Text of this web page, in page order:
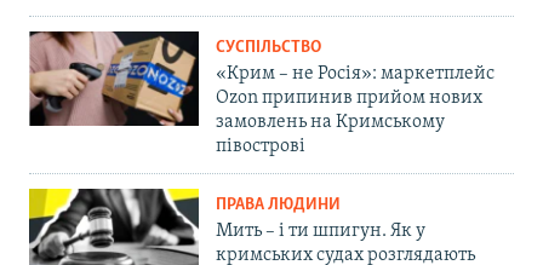
СУСПІЛЬСТВО
«Крим – не Росія»: маркетплейс
Ozon припинив прийом нових
замовлень на Кримському
півострові
ПРАВА ЛЮДИНИ
Мить – і ти шпигун. Як у
кримських судах розглядають